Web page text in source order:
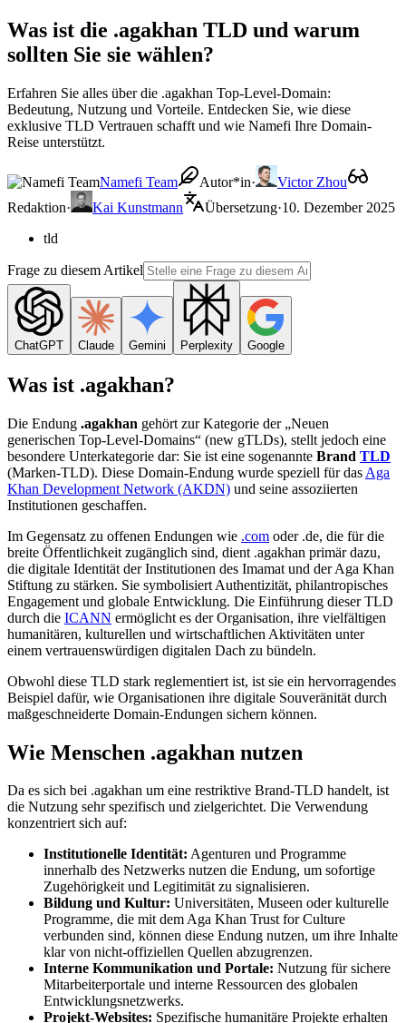
Was ist die .agakhan TLD und warum
sollten Sie sie wählen?
Erfahren Sie alles über die .agakhan Top-Level-Domain:
Bedeutung, Nutzung und Vorteile. Entdecken Sie, wie diese
exklusive TLD Vertrauen schafft und wie Namefi Ihre Domain-
Reise unterstützt.
Namefi Team Autor*in·
Victor Zhou
Redaktion· Kai Kunstmann Übersetzung·10. Dezember 2025
tld
Frage zu diesem Artikel
ChatGPT Claude Gemini Perplexity Google
Was ist .agakhan?
Die Endung .agakhan gehört zur Kategorie der „Neuen
generischen Top-Level-Domains“ (new gTLDs), stellt jedoch eine
besondere Unterkategorie dar: Sie ist eine sogenannte Brand TLD
(Marken-TLD). Diese Domain-Endung wurde speziell für das Aga
Khan Development Network (AKDN) und seine assoziierten
Institutionen geschaffen.
Im Gegensatz zu offenen Endungen wie .com oder .de, die für die
breite Öffentlichkeit zugänglich sind, dient .agakhan primär dazu,
die digitale Identität der Institutionen des Imamat und der Aga Khan
Stiftung zu stärken. Sie symbolisiert Authentizität, philantropisches
Engagement und globale Entwicklung. Die Einführung dieser TLD
durch die ICANN ermöglicht es der Organisation, ihre vielfältigen
humanitären, kulturellen und wirtschaftlichen Aktivitäten unter
einem vertrauenswürdigen digitalen Dach zu bündeln.
Obwohl diese TLD stark reglementiert ist, ist sie ein hervorragendes
Beispiel dafür, wie Organisationen ihre digitale Souveränität durch
maßgeschneiderte Domain-Endungen sichern können.
Wie Menschen .agakhan nutzen
Da es sich bei .agakhan um eine restriktive Brand-TLD handelt, ist
die Nutzung sehr spezifisch und zielgerichtet. Die Verwendung
konzentriert sich auf:
Institutionelle Identität: Agenturen und Programme
innerhalb des Netzwerks nutzen die Endung, um sofortige
Zugehörigkeit und Legitimität zu signalisieren.
Bildung und Kultur: Universitäten, Museen oder kulturelle
Programme, die mit dem Aga Khan Trust for Culture
verbunden sind, können diese Endung nutzen, um ihre Inhalte
klar von nicht-offiziellen Quellen abzugrenzen.
Interne Kommunikation und Portale: Nutzung für sichere
Mitarbeiterportale und interne Ressourcen des globalen
Entwicklungsnetzwerks.
Projekt-Websites: Spezifische humanitäre Projekte erhalten